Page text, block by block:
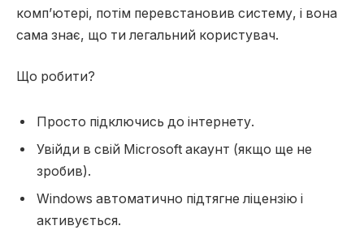
комп’ютері, потім перевстановив систему, і вона
сама знає, що ти легальний користувач.
Що робити?
Просто підключись до інтернету.
Увійди в свій Microsoft акаунт (якщо ще не
зробив).
Windows автоматично підтягне ліцензію і
активується.